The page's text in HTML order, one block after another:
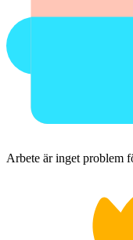
Arbete är inget problem